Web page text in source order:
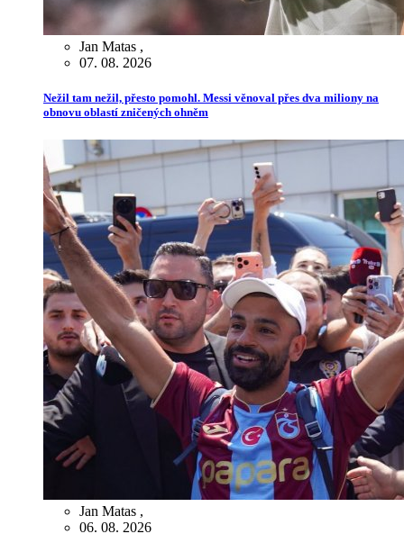
Jan Matas ,
07. 08. 2026
Nežil tam nežil, přesto pomohl. Messi věnoval přes dva miliony na
obnovu oblastí zničených ohněm
Jan Matas ,
06. 08. 2026